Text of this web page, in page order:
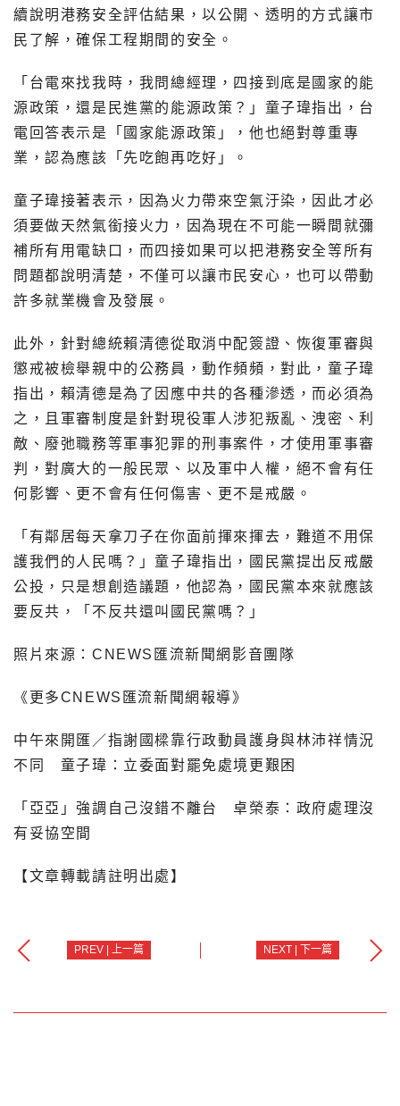
續說明港務安全評估結果，以公開、透明的方式讓市
民了解，確保工程期間的安全。
「台電來找我時，我問總經理，四接到底是國家的能
源政策，還是民進黨的能源政策？」童子瑋指出，台
電回答表示是「國家能源政策」，他也絕對尊重專
業，認為應該「先吃飽再吃好」。
童子瑋接著表示，因為火力帶來空氣汙染，因此才必
須要做天然氣銜接火力，因為現在不可能一瞬間就彌
補所有用電缺口，而四接如果可以把港務安全等所有
問題都說明清楚，不僅可以讓市民安心，也可以帶動
許多就業機會及發展。
此外，針對總統賴清德從取消中配簽證、恢復軍審與
懲戒被檢舉親中的公務員，動作頻頻，對此，童子瑋
指出，賴清德是為了因應中共的各種滲透，而必須為
之，且軍審制度是針對現役軍人涉犯叛亂、洩密、利
敵、廢弛職務等軍事犯罪的刑事案件，才使用軍事審
判，對廣大的一般民眾、以及軍中人權，絕不會有任
何影響、更不會有任何傷害、更不是戒嚴。
「有鄰居每天拿刀子在你面前揮來揮去，難道不用保
護我們的人民嗎？」童子瑋指出，國民黨提出反戒嚴
公投，只是想創造議題，他認為，國民黨本來就應該
要反共，「不反共還叫國民黨嗎？」
照片來源：CNEWS匯流新聞網影音團隊
《更多CNEWS匯流新聞網報導》
中午來開匯／指謝國樑靠行政動員護身與林沛祥情況
不同 童子瑋：立委面對罷免處境更艱困
「亞亞」強調自己沒錯不離台 卓榮泰：政府處理沒
有妥協空間
【文章轉載請註明出處】
PREV | 上一篇 NEXT | 下一篇